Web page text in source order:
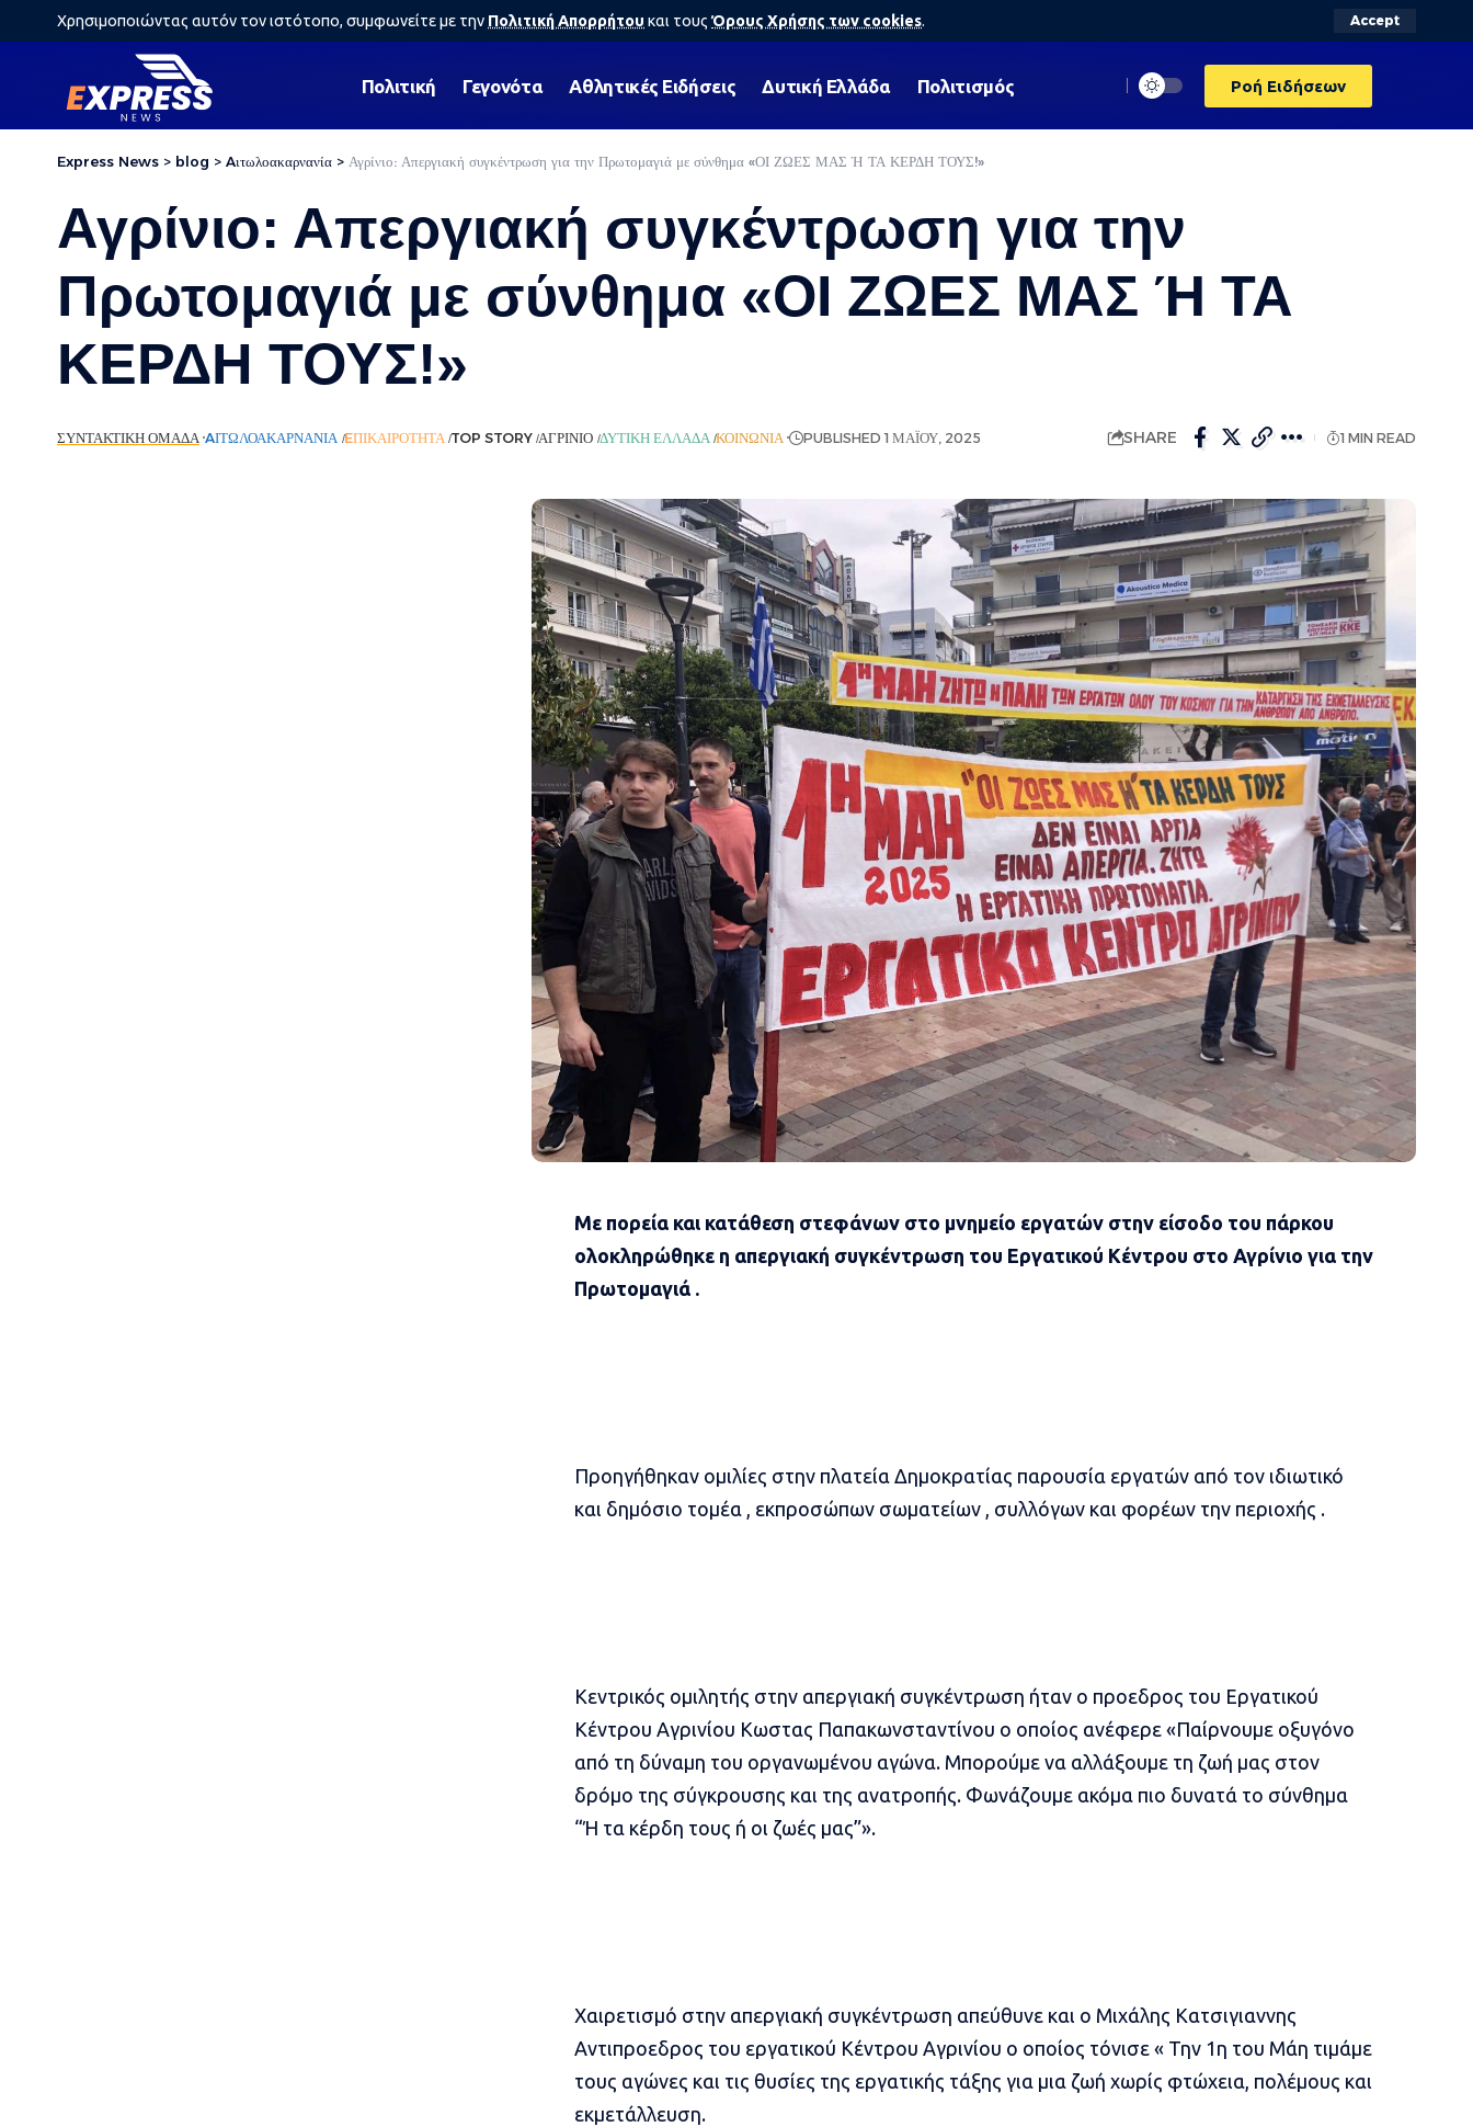
Χρησιμοποιώντας αυτόν τον ιστότοπο, συμφωνείτε με την Πολιτική Απορρήτου και τους Όρους Χρήσης των cookies. Accept
Πολιτική Γεγονότα Αθλητικές Ειδήσεις Δυτική Ελλάδα Πολιτισμός Ροή Ειδήσεων
Express News > blog > Aιτωλοακαρνανία > Αγρίνιο: Απεργιακή συγκέντρωση για την Πρωτομαγιά με σύνθημα «ΟΙ ΖΩΕΣ ΜΑΣ Ή ΤΑ ΚΕΡΔΗ ΤΟΥΣ!»
Αγρίνιο: Απεργιακή συγκέντρωση για την
Πρωτομαγιά με σύνθημα «ΟΙ ΖΩΕΣ ΜΑΣ Ή ΤΑ
ΚΕΡΔΗ ΤΟΥΣ!»
ΣΥΝΤΑΚΤΙΚΉ ΟΜΆΔΑ AΙΤΩΛΟΑΚΑΡΝΑΝΊΑ EΠΙΚΑΙΡΌΤΗΤΑ TOP STORY ΑΓΡΊΝΙΟ ΔΥΤΙΚΉ ΕΛΛΆΔΑ ΚΟΙΝΩΝΊΑ PUBLISHED 1 ΜΑΪ́ΟΥ, 2025 SHARE 1 MIN READ
Με πορεία και κατάθεση στεφάνων στο μνημείο εργατών στην είσοδο του πάρκου
ολοκληρώθηκε η απεργιακή συγκέντρωση του Εργατικού Κέντρου στο Αγρίνιο για την
Πρωτομαγιά .
Προηγήθηκαν ομιλίες στην πλατεία Δημοκρατίας παρουσία εργατών από τον ιδιωτικό
και δημόσιο τομέα , εκπροσώπων σωματείων , συλλόγων και φορέων την περιοχής .
Κεντρικός ομιλητής στην απεργιακή συγκέντρωση ήταν ο προεδρος του Εργατικού
Κέντρου Αγρινίου Κωστας Παπακωνσταντίνου ο οποίος ανέφερε «Παίρνουμε οξυγόνο
από τη δύναμη του οργανωμένου αγώνα. Μπορούμε να αλλάξουμε τη ζωή μας στον
δρόμο της σύγκρουσης και της ανατροπής. Φωνάζουμε ακόμα πιο δυνατά το σύνθημα
“Ή τα κέρδη τους ή οι ζωές μας”».
Χαιρετισμό στην απεργιακή συγκέντρωση απεύθυνε και ο Μιχάλης Κατσιγιαννης
Αντιπροεδρος του εργατικού Κέντρου Αγρινίου ο οποίος τόνισε « Την 1η του Μάη τιμάμε
τους αγώνες και τις θυσίες της εργατικής τάξης για μια ζωή χωρίς φτώχεια, πολέμους και
εκμετάλλευση.